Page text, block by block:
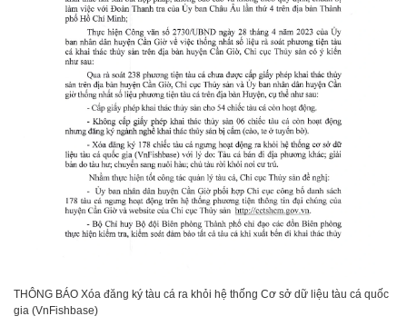
THÔNG BÁO Xóa đăng ký tàu cá ra khỏi hệ thống Cơ sở dữ liệu tàu cá quốc
gia (VnFishbase)